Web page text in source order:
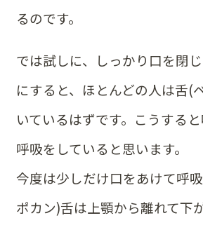
るのです。
では試しに、しっかり口を閉
にすると、ほとんどの人は舌(
いているはずです。こうする
呼吸をしていると思います。
今度は少しだけ口をあけて呼
ポカン)舌は上顎から離れて下